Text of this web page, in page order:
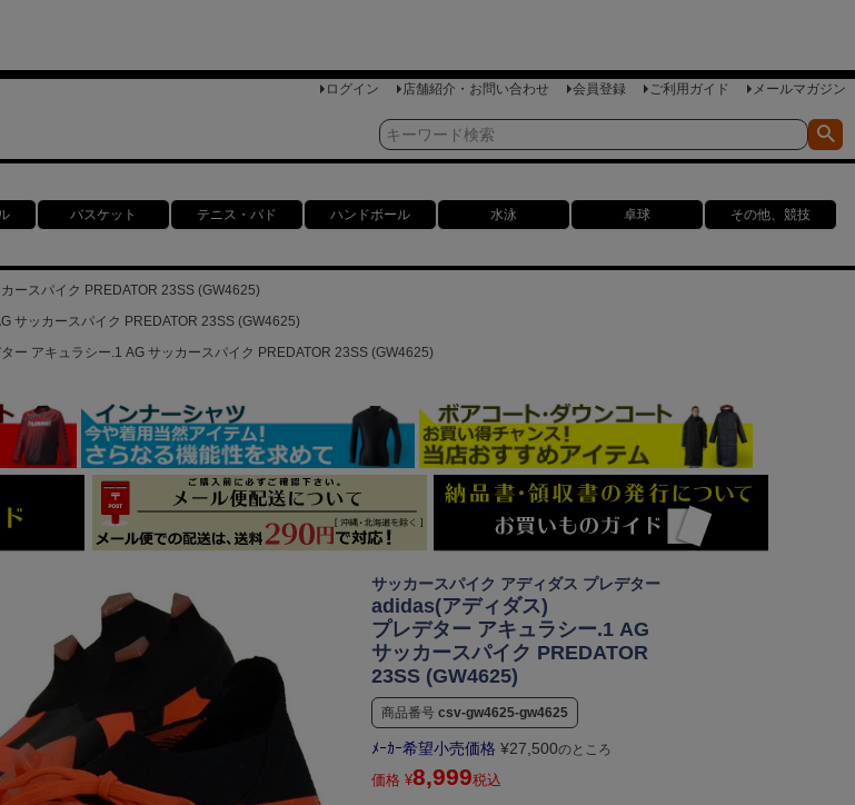
ログイン 店舗紹介・お問い合わせ 会員登録 ご利用ガイド メールマガジン
バスケット テニス・バド ハンドボール 水泳 卓球
その他、競技
ースパイク PREDATOR 23SS (GW4625)
サッカースパイク PREDATOR 23SS (GW4625)
ー アキュラシー.1 AG サッカースパイク PREDATOR 23SS (GW4625)
サッカースパイク アディダス プレデター
adidas(アディダス)
プレデター アキュラシー.1 AG
サッカースパイク PREDATOR
23SS (GW4625)
商品番号 csv-gw4625-gw4625
ﾒｰｶｰ希望小売価格 ¥27,500のところ
価格 ¥8,999税込